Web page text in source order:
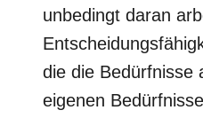
unbedingt daran
die die Bedürfnisse
eigenen